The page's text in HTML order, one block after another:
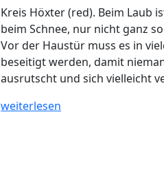
Kreis Höxter (red). Beim Laub
beim Schnee, nur nicht ganz
Vor der Haustür muss es in
beseitigt werden, damit
ausrutscht und sich vielleicht
weiterlesen